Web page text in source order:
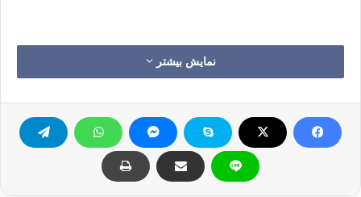
اینکه ما جرات نمی کنیم برای این نیست که
کارها سخت است-بلکه کارها سخت است برای اینکه ما جرات نمی کنیم!
نمایش بیشتر